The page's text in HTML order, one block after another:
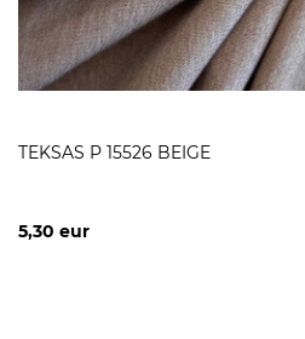
TEKSAS P 15526 BEIGE
5,30 eur